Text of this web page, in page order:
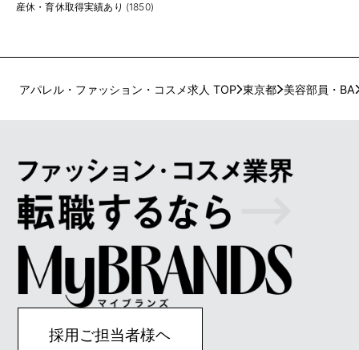
産休・育休取得実績あり (1850)
アパレル・ファッション・コスメ求人 TOP 東京都 美容部員・BA
採用ご担当者様ヘ